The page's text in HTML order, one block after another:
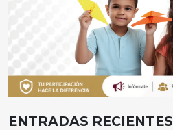
ENTRADAS RECIENTES